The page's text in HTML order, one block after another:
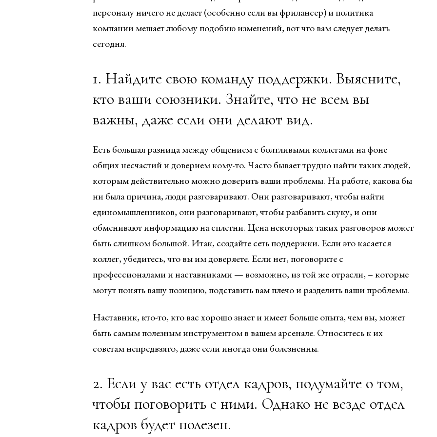
персоналу ничего не делает (особенно если вы фрилансер) и политика
компании мешает любому подобию изменений, вот что вам следует делать
сегодня.
1. Найдите свою команду поддержки. Выясните,
кто ваши союзники. Знайте, что не всем вы
важны, даже если они делают вид.
Есть большая разница между общением с болтливыми коллегами на фоне
общих несчастий и доверием кому-то. Часто бывает трудно найти таких людей,
которым действительно можно доверить ваши проблемы. На работе, какова бы
ни была причина, люди разговаривают. Они разговаривают, чтобы найти
единомышленников, они разговаривают, чтобы разбавить скуку, и они
обменивают информацию на сплетни. Цена некоторых таких разговоров может
быть слишком большой. Итак, создайте сеть поддержки. Если это касается
коллег, убедитесь, что вы им доверяете. Если нет, поговорите с
профессионалами и наставниками — возможно, из той же отрасли, – которые
могут понять вашу позицию, подставить вам плечо и разделить ваши проблемы.
Наставник, кто-то, кто вас хорошо знает и имеет больше опыта, чем вы, может
быть самым полезным инструментом в вашем арсенале. Относитесь к их
советам непредвзято, даже если иногда они болезненны.
2. Если у вас есть отдел кадров, подумайте о том,
чтобы поговорить с ними. Однако не везде отдел
кадров будет полезен.